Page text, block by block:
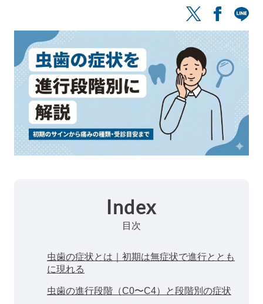
Index
目次
虫歯の症状とは｜初期は無症状で進行ととも
に現れる
虫歯の進行段階（C0〜C4）と段階別の症状